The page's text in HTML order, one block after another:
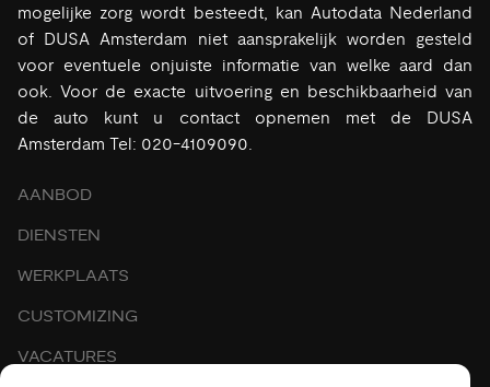
mogelijke zorg wordt besteedt, kan Autodata Nederland
of DUSA Amsterdam niet aansprakelijk worden gesteld
voor eventuele onjuiste informatie van welke aard dan
ook. Voor de exacte uitvoering en beschikbaarheid van
de auto kunt u contact opnemen met de DUSA
Amsterdam Tel: 020-4109090.
AANBOD
DIENSTEN
WERKPLAATS
CUSTOMIZING
VACATURES